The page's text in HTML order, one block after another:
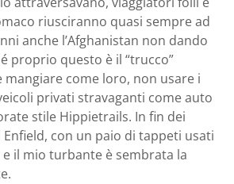
riusciranno quasi sempre ad
anche l’Afghanistan non dando
proprio questo è il “trucco”
mangiare come loro, non usare i
privati stravaganti come auto
stile Hippietrails. In fin dei
Enfield, con un paio di tappeti usati
il mio turbante è sembrata la